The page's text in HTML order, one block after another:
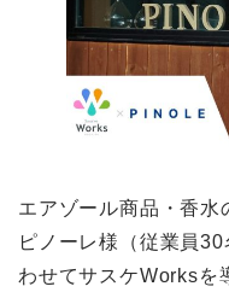
エアゾール商品・香水
ピノーレ様（従業員
わせてサスケWorksを